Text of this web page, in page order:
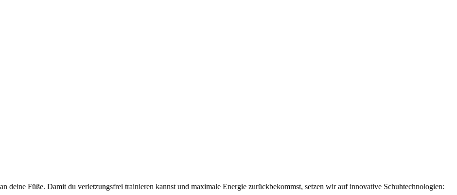
deine Füße. Damit du verletzungsfrei trainieren kannst und maximale Energie zurückbekommst, setzen wir auf innovative Schuhtechnologien: